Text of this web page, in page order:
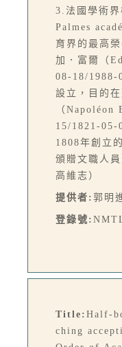
3.法國學術
Palmes
育界的最高
加．富爾（
08-18/1988-
設立，目的
（Napoléon
15/1821-05-
1808年創立
頒贈文職人
高維志）
提供者: 郭明
登錄號:
Title: Half-
ching